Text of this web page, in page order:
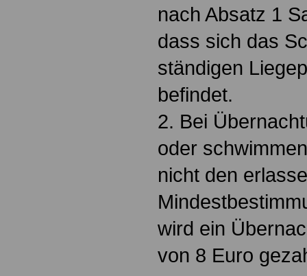
nach Absatz 1
dass sich das
ständigen
befindet.
2. Bei
oder
nicht den
wird ein
von 8 Euro